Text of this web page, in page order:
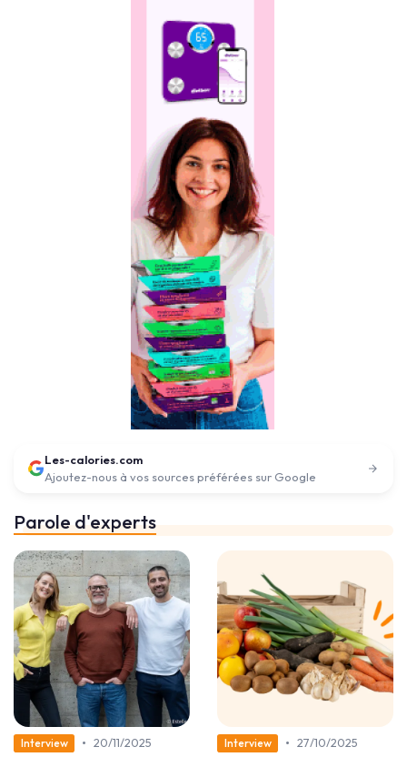
Les-calories.com
Ajoutez-nous à vos sources préférées sur Google
Parole d'experts
Interview • 20/11/2025
Interview • 27/10/2025